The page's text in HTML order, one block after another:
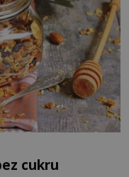
cukru